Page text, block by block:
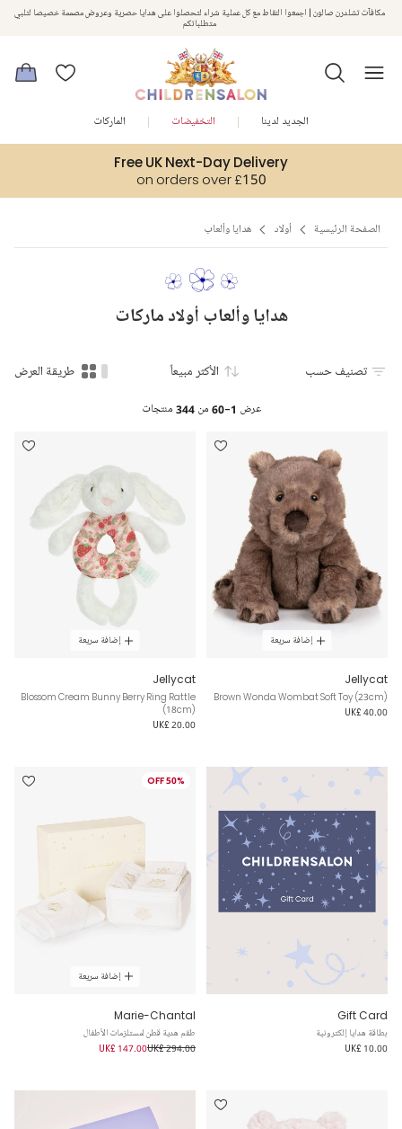
استمتعوا بخصم 10% على طلبيتكم الأولى كهدية ترحيب. سجلوا من هنا
مكافآت تشلدرن صالون | اجمعوا النقاط مع كل عملية شراء لتحصلوا على هدايا حصرية وعروض مصممة خصيصا لتلبي
متطلباتكم
Free UK Next-Day Delivery
on orders over £150
الجديد لدينا التخفيضات الماركات
الصفحة الرئيسية أولاد هدايا وألعاب
هدايا وألعاب أولاد ماركات
تصنيف حسب الأكثر مبيعاً طريقة العرض
عرض 1-60 من344 منتجات
إضافة سريعة
Jellycat
Brown Wonda Wombat Soft Toy (23cm)
UK£ 40.00
إضافة سريعة
Jellycat
Blossom Cream Bunny Berry Ring Rattle
(18cm)
UK£ 20.00
Gift Card
بطاقة هدايا إلكترونية
UK£ 10.00
50% OFF
إضافة سريعة
Marie-Chantal
طقم هدية قطن لمستلزمات الأطفال
UK£ 294.00
UK£ 147.00